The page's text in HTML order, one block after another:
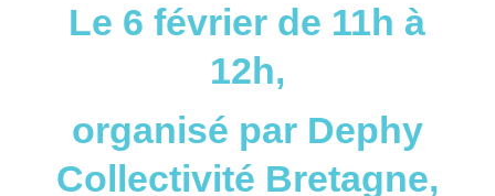
Le 6 février de 11h à
12h,
organisé par Dephy
Collectivité Bretagne,